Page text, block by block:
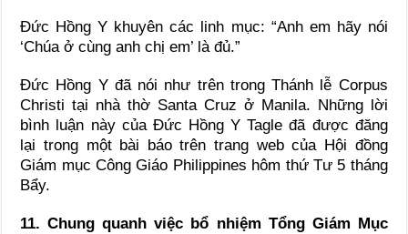
Đức Hồng Y khuyên các linh mục: “Anh em hãy nói
‘Chúa ở cùng anh chị em’ là đủ.”
Đức Hồng Y đã nói như trên trong Thánh lễ Corpus
Christi tại nhà thờ Santa Cruz ở Manila. Những lời
bình luận này của Đức Hồng Y Tagle đã được đăng
lại trong một bài báo trên trang web của Hội đồng
Giám mục Công Giáo Philippines hôm thứ Tư 5 tháng
Bẩy.
11. Chung quanh việc bổ nhiệm Tổng Giám Mục